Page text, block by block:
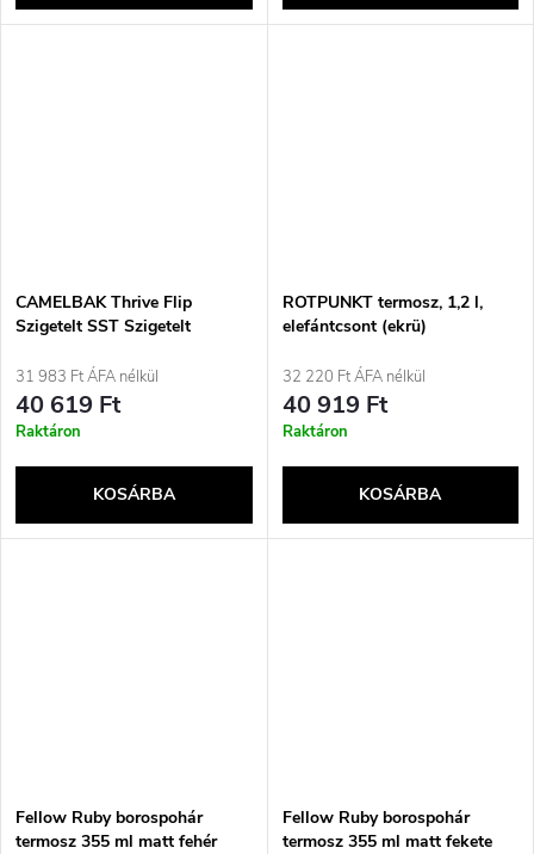
CAMELBAK Thrive Flip
Szigetelt SST Szigetelt
31 983 Ft ÁFA nélkül
40 619 Ft
Raktáron
KOSÁRBA
ROTPUNKT termosz, 1,2 l,
elefántcsont (ekrü)
32 220 Ft ÁFA nélkül
40 919 Ft
Raktáron
KOSÁRBA
Fellow Ruby borospohár
termosz 355 ml matt fehér
Fellow Ruby borospohár
termosz 355 ml matt fekete